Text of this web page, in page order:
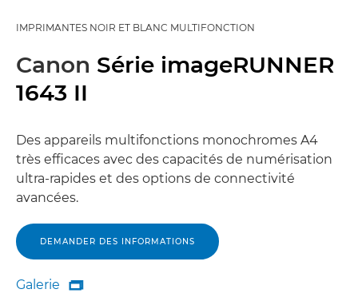
IMPRIMANTES NOIR ET BLANC MULTIFONCTION
Canon Série imageRUNNER
1643 II
Des appareils multifonctions monochromes A4
très efficaces avec des capacités de numérisation
ultra-rapides et des options de connectivité
avancées.
DEMANDER DES INFORMATIONS
Galerie
Galerie
